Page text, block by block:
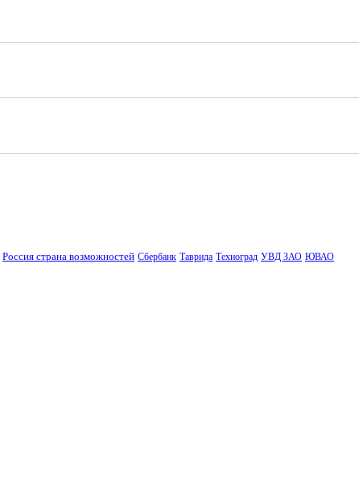
Россия страна возможностей Сбербанк Таврида Техноград УВД ЗАО ЮВАО